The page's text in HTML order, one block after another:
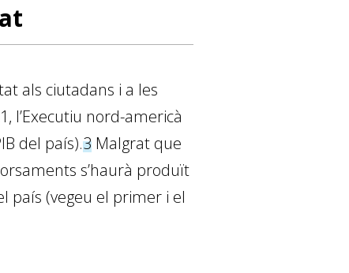
als ciutadans i a les
l’Executiu nord-americà
del país).3 Malgrat que
s’haurà produït
país (vegeu el primer i el